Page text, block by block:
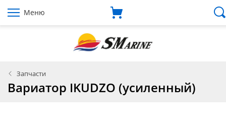
Меню
Запчасти
Вариатор IKUDZO (усиленный)